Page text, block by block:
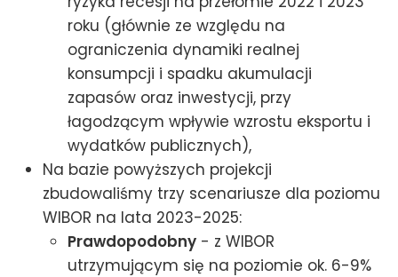
roku (głównie ze względu na
ograniczenia dynamiki realnej
konsumpcji i spadku akumulacji
zapasów oraz inwestycji, przy
łagodzącym wpływie wzrostu eksportu i
wydatków publicznych),
Na bazie powyższych projekcji
zbudowaliśmy trzy scenariusze dla poziomu
WIBOR na lata 2023-2025:
Prawdopodobny - z WIBOR
utrzymującym się na poziomie ok. 6-9%